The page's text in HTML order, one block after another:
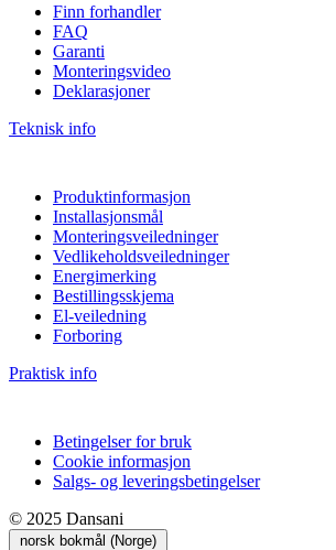
Finn forhandler
FAQ
Garanti
Monteringsvideo
Deklarasjoner
Teknisk info
Produktinformasjon
Installasjonsmål
Monteringsveiledninger
Vedlikeholdsveiledninger
Energimerking
Bestillingsskjema
El-veiledning
Forboring
Praktisk info
Betingelser for bruk
Cookie informasjon
Salgs- og leveringsbetingelser
© 2025 Dansani
norsk bokmål (Norge)